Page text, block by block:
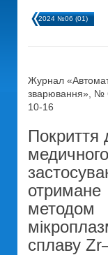
2024 №06 (01)
Журнал
зварювання», №
10-16
Покриття
медичного
отримане
методом
сплаву